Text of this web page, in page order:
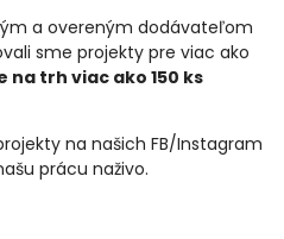
a overeným dodávateľom
sme projekty pre viac ako
trh viac ako 150 ks
na našich FB/Instagram
prácu naživo.